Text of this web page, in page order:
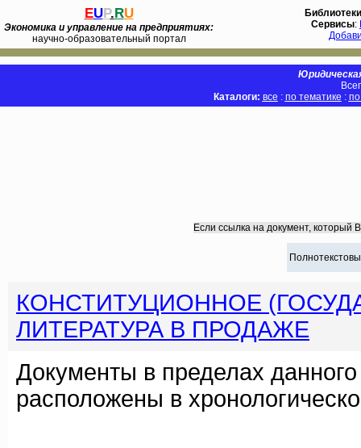
EUP.RU
Экономика и управление на предприятиях:
научно-образовательный портал
Библиотеки
Сервисы:
Каталоги: все : по тематике :
Если ссылка на документ, который
КОНСТИТУЦИОННОЕ
ЛИТЕРАТУРА В ПРОДАЖЕ
Документы в пределах
расположены в